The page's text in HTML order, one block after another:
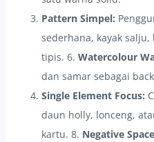
Pattern Simpel:
sederhana, kayak
tipis. 6. Watercolour
dan samar sebagai
Single Element Focus:
daun holly, lonceng,
kartu. 8. Negative